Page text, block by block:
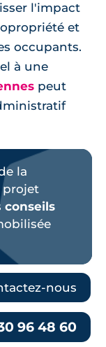
l'impact
et
occupants.
à une
peut
la
projet
conseils
nous
96 48 60